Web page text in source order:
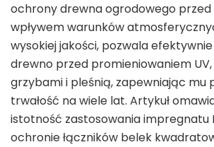
ochrony drewna ogrodowego
wpływem warunków
wysokiej jakości, pozwala
drewno przed promieniowaniem
grzybami i pleśnią, zapewniając mu
trwałość na wiele lat. Artykuł
istotność zastosowania impregnatu
ochronie łączników belek